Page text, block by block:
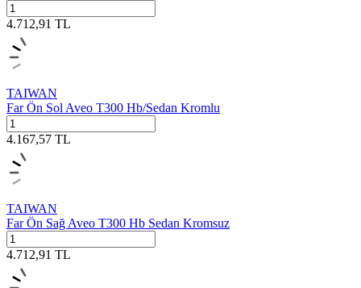
4.712,91 TL
TAIWAN
Far Ön Sol Aveo T300 Hb/Sedan Kromlu
4.167,57 TL
TAIWAN
Far Ön Sağ Aveo T300 Hb Sedan Kromsuz
4.712,91 TL